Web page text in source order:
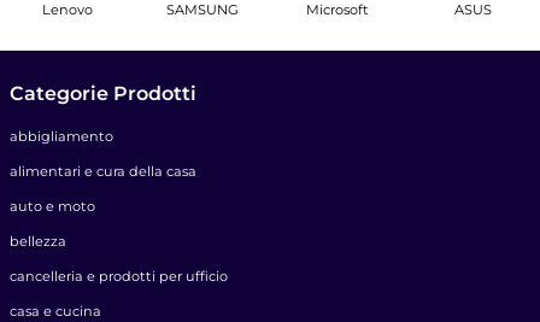
Lenovo SAMSUNG Microsoft ASUS
Categorie Prodotti
abbigliamento
alimentari e cura della casa
auto e moto
bellezza
cancelleria e prodotti per ufficio
casa e cucina